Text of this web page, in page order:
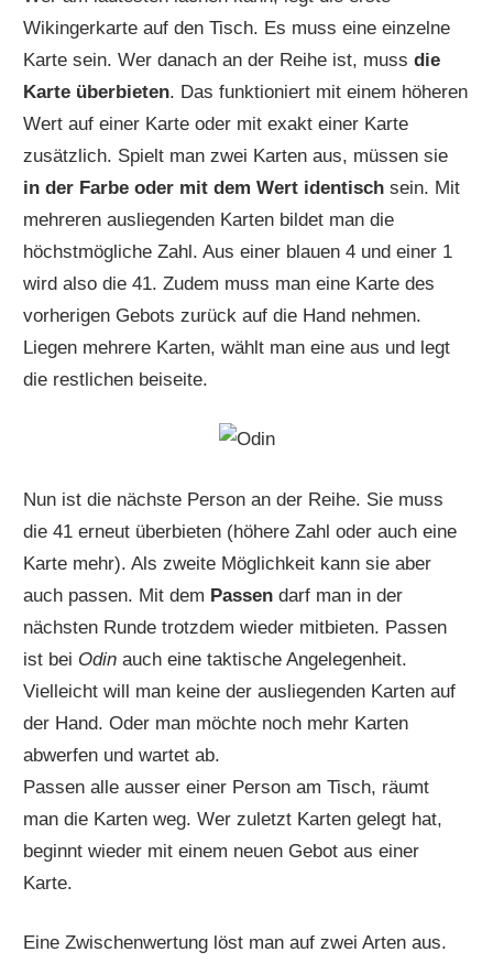
Wikingerkarte auf den Tisch. Es muss eine einzelne
Karte sein. Wer danach an der Reihe ist, mussdie
Karte überbieten. Das funktioniert mit einem höheren
Wert auf einer Karte oder mit exakt einer Karte
zusätzlich. Spielt man zwei Karten aus, müssen sie
in der Farbe oder mit dem Wert identisch sein. Mit
mehreren ausliegenden Karten bildet man die
höchstmögliche Zahl. Aus einer blauen 4 und einer 1
wird also die 41. Zudem muss man eine Karte des
vorherigen Gebots zurück auf die Hand nehmen.
Liegen mehrere Karten, wählt man eine aus und legt
die restlichen beiseite.
Nun ist die nächste Person an der Reihe. Sie muss
die 41 erneut überbieten (höhere Zahl oder auch eine
Karte mehr). Als zweite Möglichkeit kann sie aber
auch passen. Mit dem Passendarf man in der
nächsten Runde trotzdem wieder mitbieten. Passen
ist bei Odinauch eine taktische Angelegenheit.
Vielleicht will man keine der ausliegenden Karten auf
der Hand. Oder man möchte noch mehr Karten
abwerfen und wartet ab.
Passen alle ausser einer Person am Tisch, räumt
man die Karten weg. Wer zuletzt Karten gelegt hat,
beginnt wieder mit einem neuen Gebot aus einer
Karte.
Eine Zwischenwertung löst man auf zwei Arten aus.